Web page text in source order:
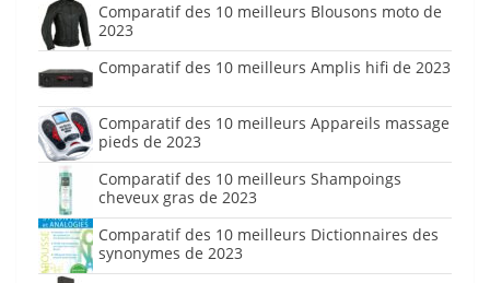
Comparatif des 10 meilleurs Blousons moto de
2023
Comparatif des 10 meilleurs Amplis hifi de 2023
Comparatif des 10 meilleurs Appareils massage
pieds de 2023
Comparatif des 10 meilleurs Shampoings
cheveux gras de 2023
Comparatif des 10 meilleurs Dictionnaires des
synonymes de 2023